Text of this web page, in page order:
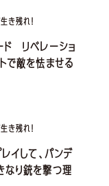
やってみた
き残れ！
ド リベレーショ
で敵を怯ませる
き残れ！
イして、パンデ
なり銃を撃つ理